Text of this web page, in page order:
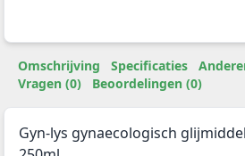
Omschrijving Specificaties
Vragen (0)
Beoordelingen (0)
Gyn-lys gynaecologisch